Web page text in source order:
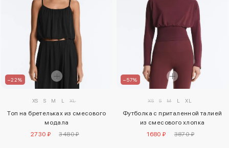
–22%
XS S M L XL
Топ на бретельках из смесового
модала
2730 ₽
3480 ₽
–57%
XS S M L XL
Футболка с приталенной талией
из смесового хлопка
1680 ₽
3870 ₽